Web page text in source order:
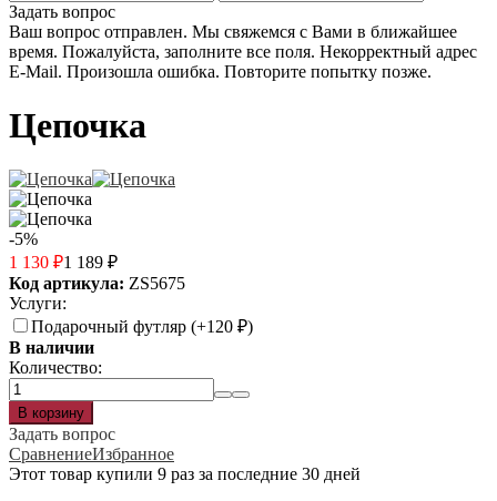
Задать вопрос
Ваш вопрос отправлен. Мы свяжемся с Вами в ближайшее
время. Пожалуйста, заполните все поля. Некорректный адрес
E-Mail. Произошла ошибка. Повторите попытку позже.
Цепочка
-5%
1 130 ₽1 189 ₽
Код артикула: ZS5675
Услуги:
Подарочный футляр (+120 ₽)
В наличии
Количество:
Задать вопрос
СравнениеИзбранное
Этот товар купили 9 раз за последние 30 дней